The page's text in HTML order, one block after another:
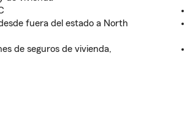
fuera del estado a North
de seguros de vivienda,